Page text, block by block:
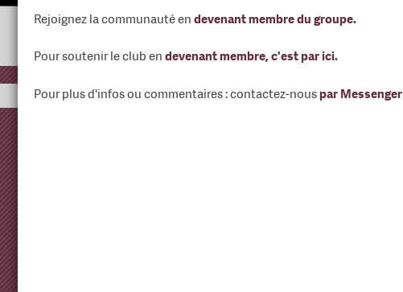
Rejoignez la communauté en devenant membre du groupe.
Pour soutenir le club en devenant membre, c'est par ici.
Pour plus d'infos ou commentaires : contactez-nous par Messenger